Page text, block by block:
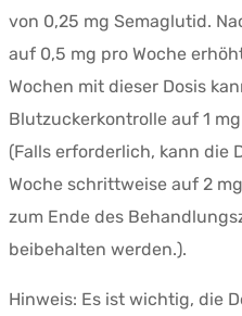
von 0,25 mg Semaglutid.
auf 0,5 mg pro Woche
Wochen mit dieser Dosis
Blutzuckerkontrolle auf 1
(Falls erforderlich, kann die
Woche schrittweise auf 2
zum Ende des
beibehalten werden.).
Hinweis: Es ist wichtig, die